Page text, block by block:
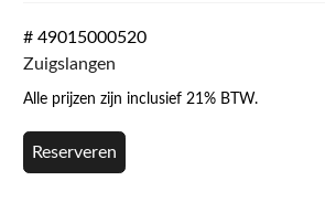
# 49015000520
Zuigslangen
Alle prijzen zijn inclusief 21% BTW.
Reserveren